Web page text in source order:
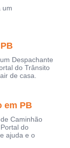
um
Despachante
do Trânsito
de casa.
em PB
Caminhão
do
ajuda e o